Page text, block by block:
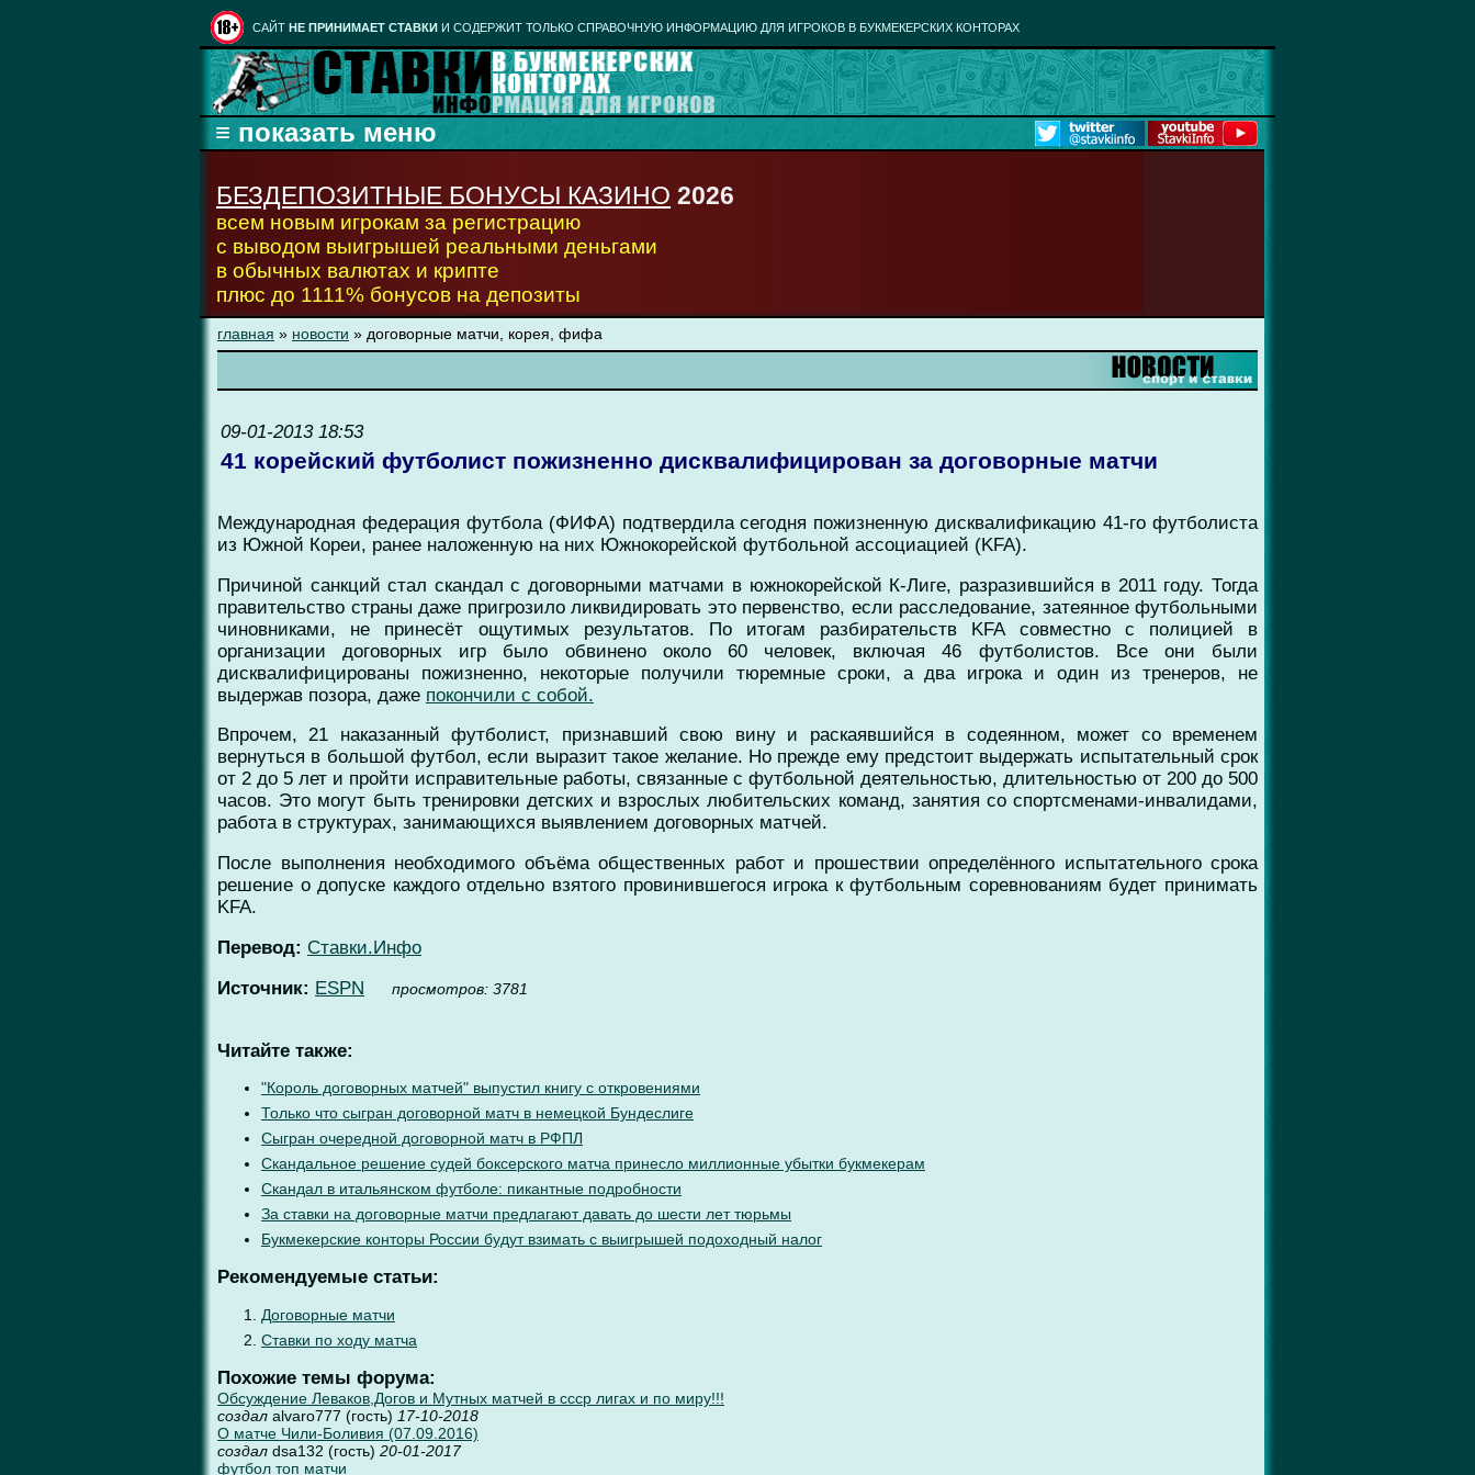
CАЙТ НЕ ПРИНИМАЕТ СТАВКИ И СОДЕРЖИТ ТОЛЬКО СПРАВОЧНУЮ ИНФОРМАЦИЮ ДЛЯ ИГРОКОВ В БУКМЕКЕРСКИХ КОНТОРАХ
БЕЗДЕПОЗИТНЫЕ БОНУСЫ КАЗИНО 2026
всем новым игрокам за регистрацию
с выводом выигрышей реальными деньгами
в обычных валютах и крипте
плюс до 1111% бонусов на депозиты
главная » новости » договорные матчи, корея, фифа
09-01-2013 18:53
41 корейский футболист пожизненно дисквалифицирован за договорные матчи
Международная федерация футбола (ФИФА) подтвердила сегодня пожизненную дисквалификацию 41-го футболиста
из Южной Кореи, ранее наложенную на них Южнокорейской футбольной ассоциацией (KFA).
Причиной санкций стал скандал с договорными матчами в южнокорейской К-Лиге, разразившийся в 2011 году. Тогда
правительство страны даже пригрозило ликвидировать это первенство, если расследование, затеянное футбольными
чиновниками, не принесёт ощутимых результатов. По итогам разбирательств KFA совместно с полицией в
организации договорных игр было обвинено около 60 человек, включая 46 футболистов. Все они были
дисквалифицированы пожизненно, некоторые получили тюремные сроки, а два игрока и один из тренеров, не
выдержав позора, даже покончили с собой.
Впрочем, 21 наказанный футболист, признавший свою вину и раскаявшийся в содеянном, может со временем
вернуться в большой футбол, если выразит такое желание. Но прежде ему предстоит выдержать испытательный срок
от 2 до 5 лет и пройти исправительные работы, связанные с футбольной деятельностью, длительностью от 200 до 500
часов. Это могут быть тренировки детских и взрослых любительских команд, занятия со спортсменами-инвалидами,
работа в структурах, занимающихся выявлением договорных матчей.
После выполнения необходимого объёма общественных работ и прошествии определённого испытательного срока
решение о допуске каждого отдельно взятого провинившегося игрока к футбольным соревнованиям будет принимать
KFA.
Перевод: Ставки.Инфо
Источник: ESPN проcмотров: 3781
Читайте также:
"Король договорных матчей" выпустил книгу с откровениями
Только что сыгран договорной матч в немецкой Бундеслиге
Сыгран очередной договорной матч в РФПЛ
Скандальное решение судей боксерского матча принесло миллионные убытки букмекерам
Скандал в итальянском футболе: пикантные подробности
За ставки на договорные матчи предлагают давать до шести лет тюрьмы
Букмекерские конторы России будут взимать с выигрышей подоходный налог
Рекомендуемые статьи:
Договорные матчи
Ставки по ходу матча
Похожие темы форума:
Обсуждение Леваков,Догов и Мутных матчей в ссср лигах и по миру!!!
создал alvaro777 (гость) 17-10-2018
О матче Чили-Боливия (07.09.2016)
создал dsa132 (гость) 20-01-2017
футбол топ матчи